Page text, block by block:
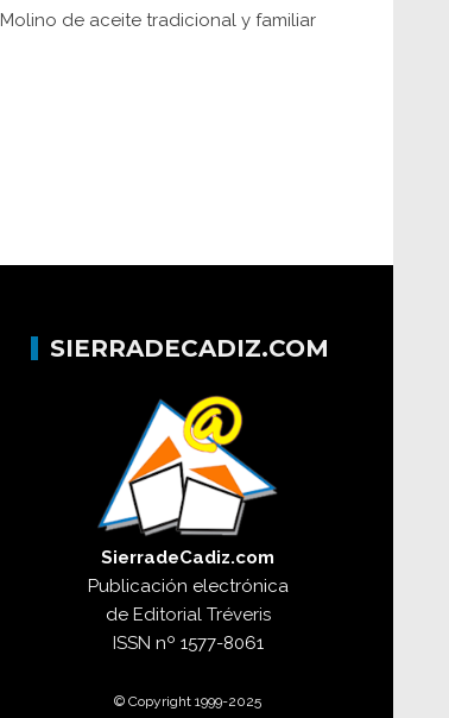
Molino de aceite tradicional y familiar
SIERRADECADIZ.COM
SierradeCadiz.com
Publicación electrónica
de Editorial Tréveris
ISSN nº 1577-8061
© Copyright 1999-2025